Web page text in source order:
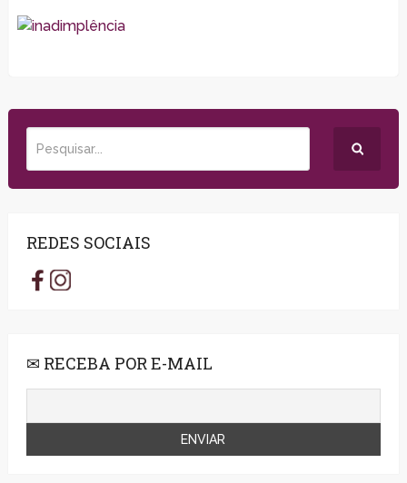
REDES SOCIAIS
✉ RECEBA POR E-MAIL